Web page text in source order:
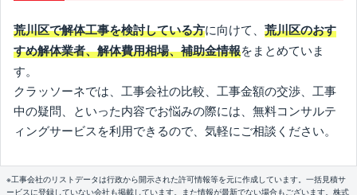
荒川区で解体工事を検討している方に向けて、 荒川区のおす
すめ解体業者、解体費用相場、補助金情報をまとめていま
す。
クラッソーネでは、工事会社の比較、工事金額の交渉、工事
中の疑問、といった内容でお悩みの際には、無料コンサルテ
ィングサービスを利用できるので、気軽にご相談ください。
※工事会社のリストデータは行政から開示された許可情報等を元に作成しています。一括見積サ
ービスに登録していない会社も掲載しています。また情報が最新でない場合もございます。株式